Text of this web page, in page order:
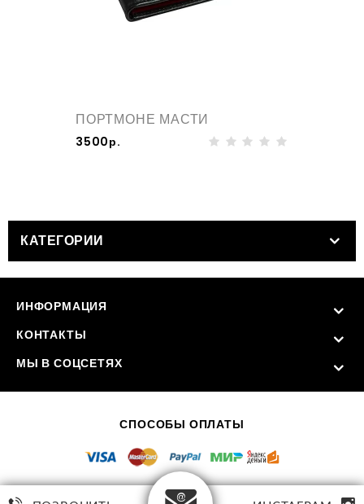
ПОРТМОНЕ МАСТИ
3500р.
КАТЕГОРИИ
ИНФОРМАЦИЯ
КОНТАКТЫ
МЫ В СОЦСЕТЯХ
СПОСОБЫ ОПЛАТЫ